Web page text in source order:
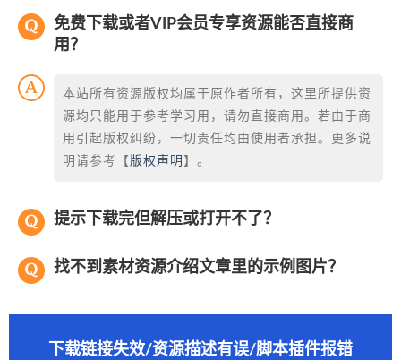
免费下载或者VIP会员专享资源能否直接商
用？
本站所有资源版权均属于原作者所有，这里所提供资
源均只能用于参考学习用，请勿直接商用。若由于商
用引起版权纠纷，一切责任均由使用者承担。更多说
明请参考【 版权声明 】。
提示下载完但解压或打开不了？
找不到素材资源介绍文章里的示例图片？
下载链接失效/资源描述有误/脚本插件报错